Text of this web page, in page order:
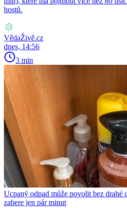
hostů.
VědaŽivě.cz
dnes, 14:56
3 min
Ucpaný odpad může povolit bez drahé
zabere jen pár minut